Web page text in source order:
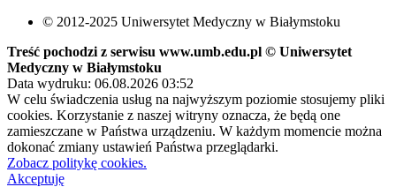
© 2012-2025 Uniwersytet Medyczny w Białymstoku
Treść pochodzi z serwisu www.umb.edu.pl © Uniwersytet
Medyczny w Białymstoku
Data wydruku: 06.08.2026 03:52
W celu świadczenia usług na najwyższym poziomie stosujemy pliki
cookies. Korzystanie z naszej witryny oznacza, że będą one
zamieszczane w Państwa urządzeniu. W każdym momencie można
dokonać zmiany ustawień Państwa przeglądarki.
Zobacz politykę cookies.
Akceptuję